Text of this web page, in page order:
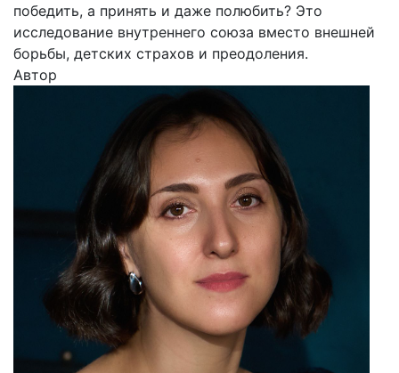
победить, а принять и даже полюбить? Это
исследование внутреннего союза вместо внешней
борьбы, детских страхов и преодоления.
Автор